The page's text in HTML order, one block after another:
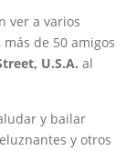
ver a varios
de 50 amigos
U.S.A. al
y bailar
y otros